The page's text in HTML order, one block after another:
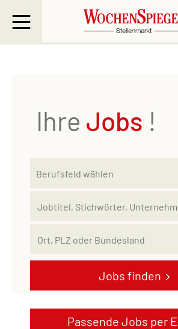
Passende Jobs per
Ihre Jobs !
Jobs finden